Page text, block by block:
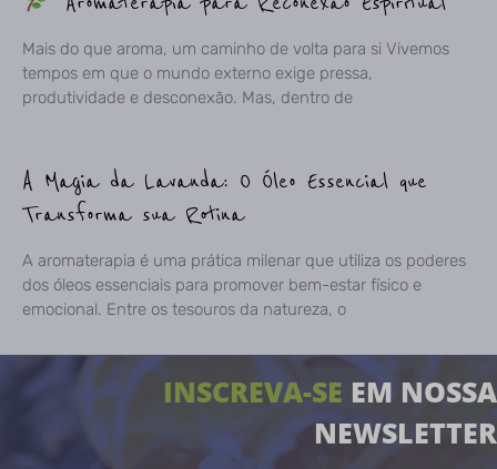
Mais do que aroma, um caminho de volta para si Vivemos
tempos em que o mundo externo exige pressa,
produtividade e desconexão. Mas, dentro de
A Magia da Lavanda: O Óleo Essencial que
Transforma sua Rotina
A aromaterapia é uma prática milenar que utiliza os poderes
dos óleos essenciais para promover bem-estar físico e
emocional. Entre os tesouros da natureza, o
INSCREVA-SE EM NOSSA
NEWSLETTER